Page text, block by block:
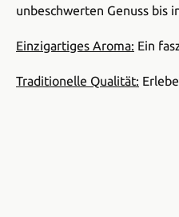
unbeschwerten Genuss bis
Einzigartiges Aroma: Ein
Traditionelle Qualität: